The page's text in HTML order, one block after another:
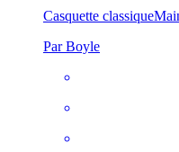
Casquette classique
Par Boyle